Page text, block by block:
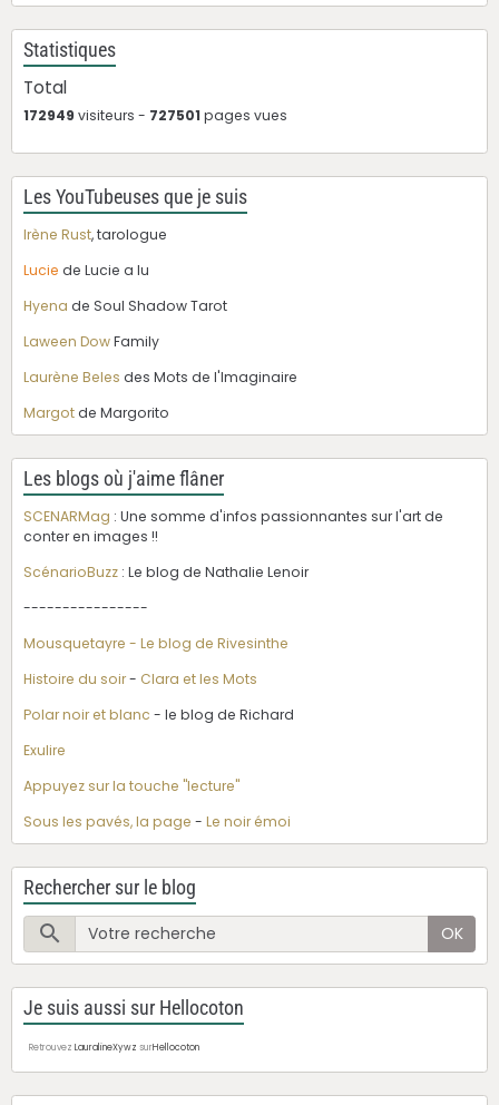
Statistiques
Total
172949 visiteurs - 727501pages vues
Les YouTubeuses que je suis
Irène Rust, tarologue
Lucie de Lucie a lu
Hyena de Soul Shadow Tarot
Laween DowFamily
Laurène Beles des Mots de l'Imaginaire
Margotde Margorito
Les blogs où j'aime flâner
SCENARMag : Une somme d'infos passionnantes sur l'art de
conter en images !!
ScénarioBuzz : Le blog de Nathalie Lenoir
----------------
Mousquetayre - Le blog de Rivesinthe
Histoire du soir- Clara et les Mots
Polar noir et blanc - le blog de Richard
Exulire
Appuyez sur la touche "lecture"
Sous les pavés, la page - Le noir émoi
Rechercher sur le blog
OK
Je suis aussi sur Hellocoton
Retrouvez LauralineXywz surHellocoton